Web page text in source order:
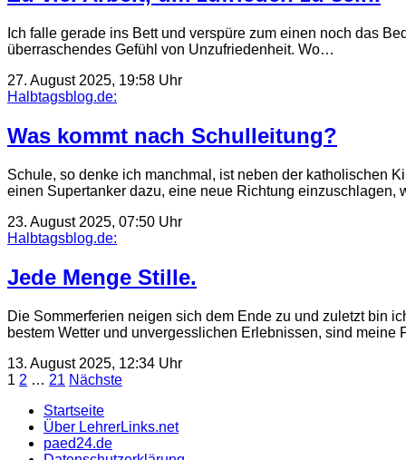
Ich falle gerade ins Bett und verspüre zum einen noch das
überraschendes Gefühl von Unzufriedenheit. Wo…
27. August 2025, 19:58 Uhr
Halbtagsblog.de:
Was kommt nach Schulleitung?
Schule, so denke ich manchmal, ist neben der katholischen
einen Supertanker dazu, eine neue Richtung einzuschlagen,
23. August 2025, 07:50 Uhr
Halbtagsblog.de:
Jede Menge Stille.
Die Sommerferien neigen sich dem Ende zu und zuletzt bin
bestem Wetter und unvergesslichen Erlebnissen, sind meine
13. August 2025, 12:34 Uhr
Seitennummerierung
der
Beiträge
1 2 … 21 Nächste
Startseite
Über LehrerLinks.net
paed24.de